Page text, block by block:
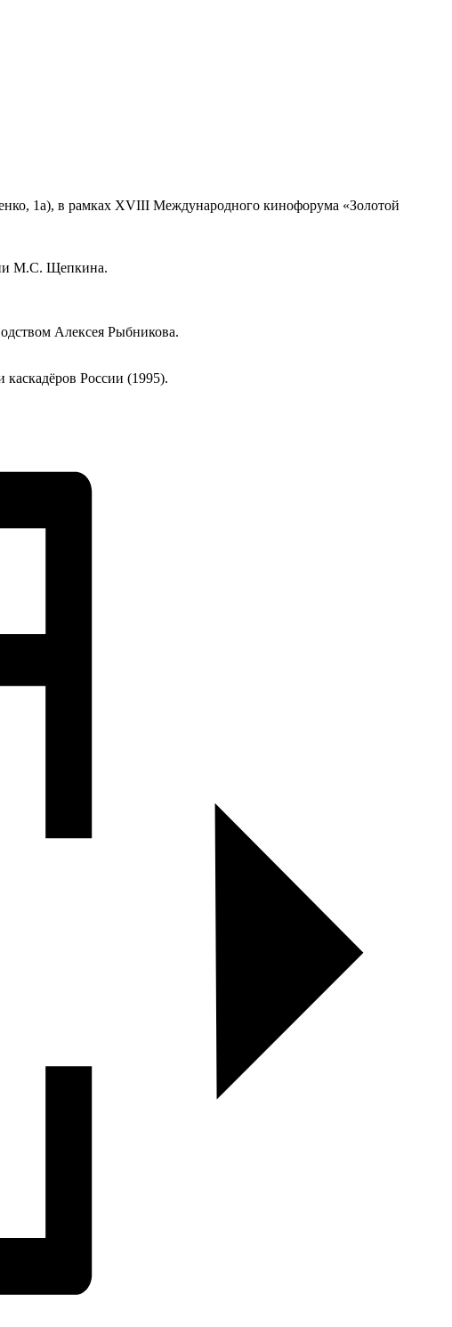
1а), в рамках XVIII Международного кинофорума «Золотой
М.С. Щепкина.
Алексея Рыбникова.
России (1995).